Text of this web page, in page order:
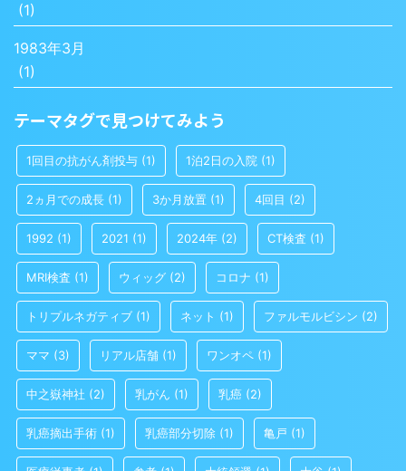
(1)
1983年3月
(1)
テーマタグで見つけてみよう
1回目の抗がん剤投与 (1) 1泊2日の入院 (1)
2ヵ月での成長 (1) 3か月放置 (1) 4回目 (2)
1992 (1) 2021 (1) 2024年 (2) CT検査 (1)
MRI検査 (1) ウィッグ (2) コロナ (1)
トリプルネガティブ (1) ネット (1) ファルモルビシン (2)
ママ (3) リアル店舗 (1) ワンオペ (1)
中之嶽神社 (2) 乳がん (1) 乳癌 (2)
乳癌摘出手術 (1) 乳癌部分切除 (1) 亀戸 (1)